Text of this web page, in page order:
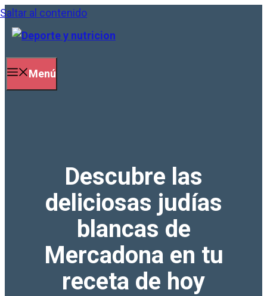
Saltar al contenido
Menú
Descubre las
deliciosas judías
blancas de
Mercadona en tu
receta de hoy